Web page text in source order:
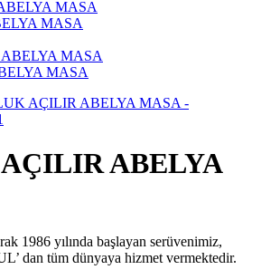
MASA
MASA
ABELYA
1986 yılında başlayan serüvenimiz,
dan tüm dünyaya hizmet vermektedir.